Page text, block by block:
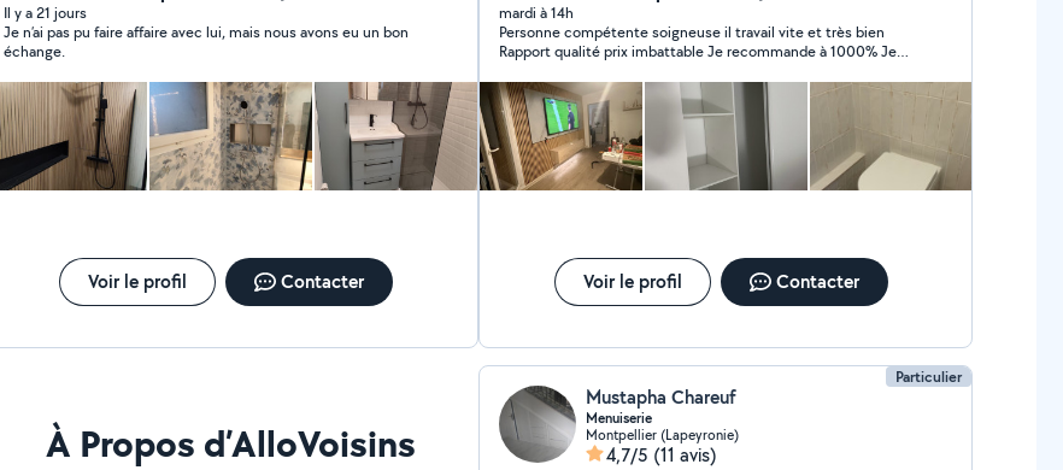
normes ou amélioration d'installations, travaux neufs/
de rénovation, dépannage, changement de tableaux,
chauffage électrique...) -Plomberie (dépannage, pose
et réparation de chauffe eau électrique, travaux neufs/
de rénovation, recherche et réparation de fuites,
changement de WC, chasse d'eau, mitigeurs...) -
Rénovation appartement/maison -Démolition -
Domotique -Piscines -Débouchage de canalisations -
tarifs préférentiels sur le matériel, ce qui est un gros
avantage pour vous. Mon plus gros secteur est sous
traitant en maintenance multitechnique de gros sites
en maintenance énergétique.
Il y a 21 jours
Je n’ai pas pu faire affaire avec lui, mais nous avons eu un bon
échange.
Voir le profil Contacter
petits travaux de réparation Travail sérieux et soigné.
Déplacement rapide seulement disponibilité. N'hésitez
pas à m'envoyer un message Pour expliquer votre
besoin.
mardi à 14h
Personne compétente soigneuse il travail vite et très bien
Rapport qualité prix imbattable Je recommande à 1000% Je
Voir le profil Contacter
À Propos d’AlloVoisins
Particulier
Mustapha Chareuf
Menuiserie
Montpellier (Lapeyronie)
4,7/5 (11 avis)